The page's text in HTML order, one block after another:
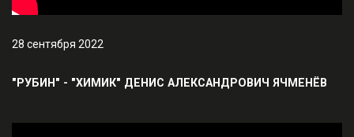
28 сентября 2022
"РУБИН" - "ХИМИК" ДЕНИС АЛЕКСАНДРОВИЧ ЯЧМЕНЁВ